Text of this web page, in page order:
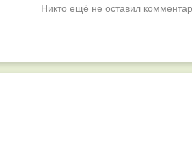
Никто ещё не оставил